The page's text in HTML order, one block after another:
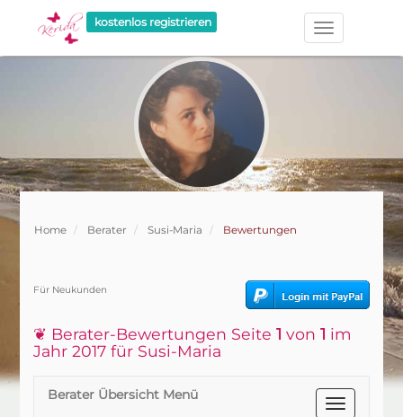
kostenlos registrieren
Home Berater Susi-Maria Bewertungen
Für Neukunden
❦ Berater-Bewertungen Seite1 von1 im
Jahr 2017 für Susi-Maria
Berater Übersicht Menü